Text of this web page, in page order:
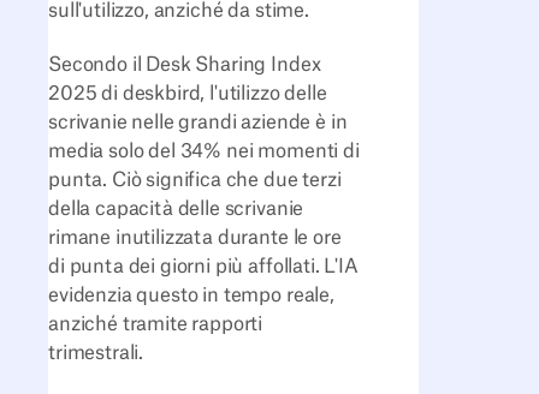
sull'utilizzo, anziché da stime.
Secondo il Desk Sharing Index
2025 di deskbird, l'utilizzo delle
scrivanie nelle grandi aziende è in
media solo del 34% nei momenti di
punta. Ciò significa che due terzi
della capacità delle scrivanie
rimane inutilizzata durante le ore
di punta dei giorni più affollati. L'IA
evidenzia questo in tempo reale,
anziché tramite rapporti
trimestrali.